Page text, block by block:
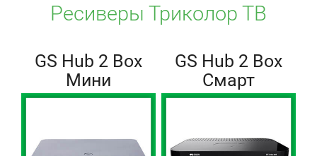
Ресиверы Триколор ТВ
GS Hub 2 Box
Мини
GS Hub 2 Box
Смарт